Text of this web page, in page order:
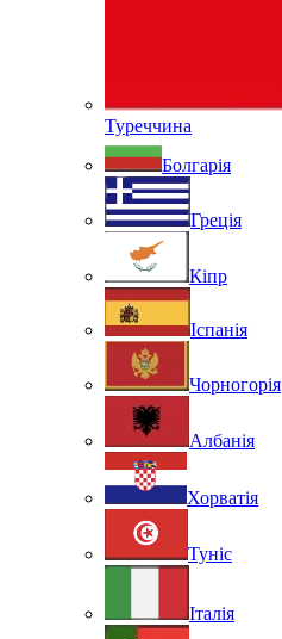
Туреччина
Болгарія
Греція
Кіпр
Іспанія
Чорногорія
Албанія
Хорватія
Туніс
Італія